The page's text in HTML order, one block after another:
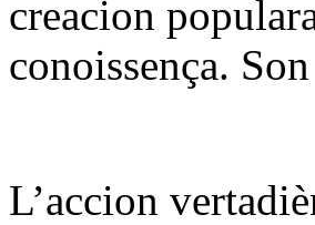
creacion
conoissença.
L’accion